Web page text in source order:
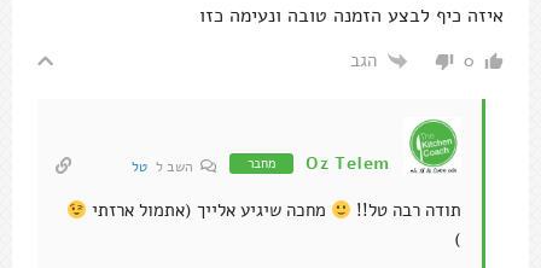
איזה כיף לבצע הזמנה טובה ונעימה כזו
0 הגב
Oz Telem מחבר השב ל טל
תודה רבה טל!!
מחכה שיגיע אלייך (אתמול ארזתי
)